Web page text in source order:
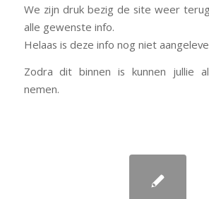
We zijn druk bezig de site weer
alle gewenste info.
Helaas is deze info nog niet
Zodra dit binnen is kunnen jullie
nemen.